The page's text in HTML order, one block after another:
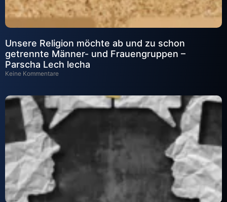
Unsere Religion möchte ab und zu schon
getrennte Männer- und Frauengruppen –
Parscha Lech lecha
Keine Kommentare